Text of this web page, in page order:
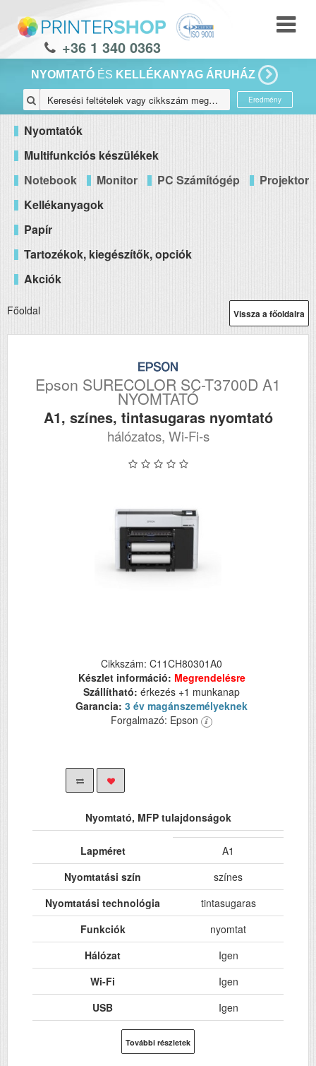
+36 1 340 0363
NYOMTATÓ ÉS KELLÉKANYAG ÁRUHÁZ
Eredmény
Nyomtatók
Multifunkciós készülékek
Notebook
Monitor PC Számítógép
Projektor
Kellékanyagok
Papír
Tartozékok, kiegészítők, opciók
Akciók
Vissza a főoldalra
Főoldal
Epson SURECOLOR SC-T3700D A1
NYOMTATÓ
A1, színes, tintasugaras nyomtató
hálózatos, Wi-Fi-s
Cikkszám: C11CH80301A0
Készlet információ: Megrendelésre
Szállítható: érkezés +1 munkanap
Garancia: 3 év magánszemélyeknek
Forgalmazó: Epson
Nyomtató, MFP tulajdonságok
Lapméret
A1
Nyomtatási szín
színes
Nyomtatási technológia
tintasugaras
Funkciók
nyomtat
Hálózat
Igen
Wi-Fi
Igen
USB
Igen
Kétoldalas, duplex
nyomtatásTovábbi részletek